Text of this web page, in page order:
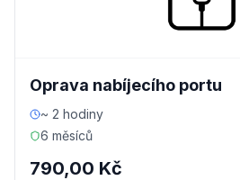
Oprava nabíjecího portu
~ 2 hodiny
6 měsíců
790,00 Kč